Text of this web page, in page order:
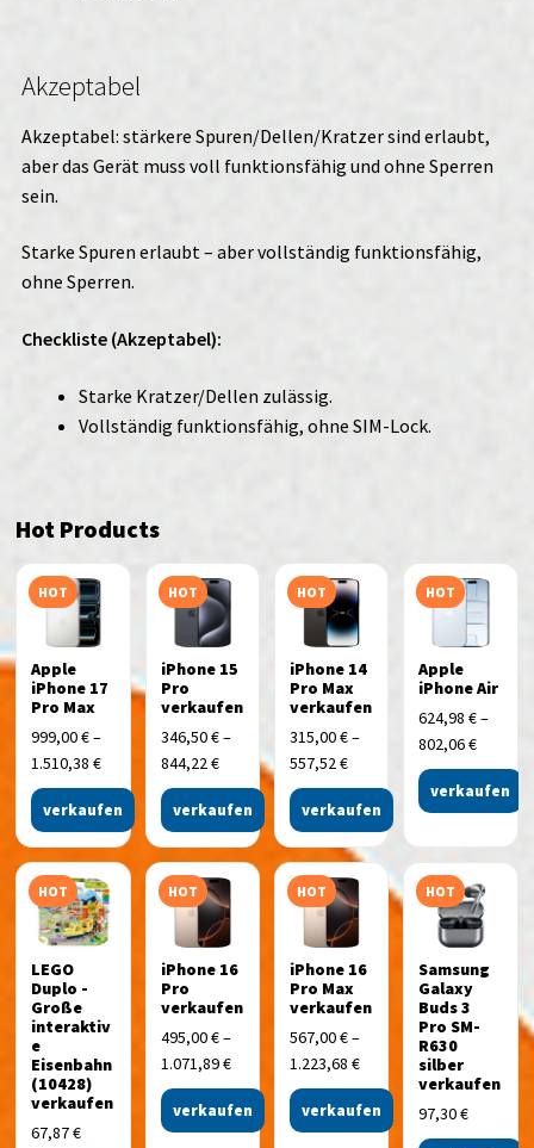
Akzeptabel
Akzeptabel: stärkere Spuren/Dellen/Kratzer sind erlaubt,
aber das Gerät muss voll funktionsfähig und ohne Sperren
sein.
Starke Spuren erlaubt – aber vollständig funktionsfähig,
ohne Sperren.
Checkliste (Akzeptabel):
Starke Kratzer/Dellen zulässig.
Vollständig funktionsfähig, ohne SIM-Lock.
Hot Products
HOT
Apple
iPhone 17
Pro Max
999,00€–
1.510,38€
verkaufen
HOT
iPhone 15
Pro
verkaufen
346,50€–
844,22€
verkaufen
HOT
iPhone 14
Pro Max
verkaufen
315,00€–
557,52€
verkaufen
HOT
Apple
iPhone Air
624,98€–
802,06€
verkaufen
HOT
LEGO
Duplo -
Große
interaktiv
e
Eisenbahn
(10428)
verkaufen
67,87€
HOT
iPhone 16
Pro
verkaufen
495,00€–
1.071,89€
verkaufen
HOT
iPhone 16
Pro Max
verkaufen
567,00€–
1.223,68 €
verkaufen
HOT
Samsung
Galaxy
Buds 3
Pro SM-
R630
silber
verkaufen
97,30€